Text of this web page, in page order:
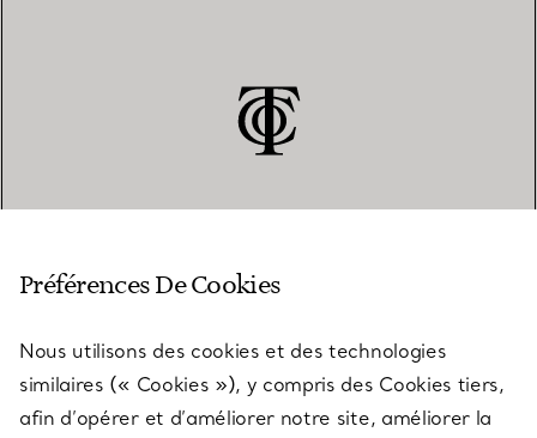
SERVICES
Préférences De Cookies
Nous utilisons des cookies et des technologies
similaires (« Cookies »), y compris des Cookies tiers,
afin d’opérer et d’améliorer notre site, améliorer la